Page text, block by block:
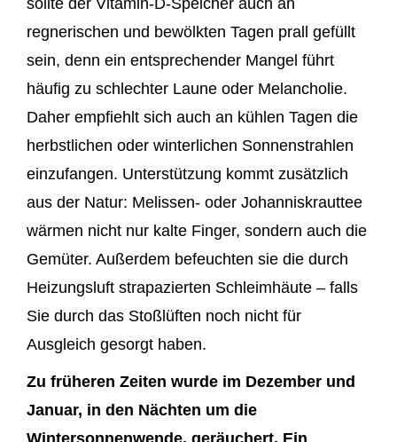
sollte der Vitamin-D-Speicher auch an
regnerischen und bewölkten Tagen prall gefüllt
sein, denn ein entsprechender Mangel führt
häufig zu schlechter Laune oder Melancholie.
Daher empfiehlt sich auch an kühlen Tagen die
herbstlichen oder winterlichen Sonnenstrahlen
einzufangen. Unterstützung kommt zusätzlich
aus der Natur: Melissen- oder Johanniskrauttee
wärmen nicht nur kalte Finger, sondern auch die
Gemüter. Außerdem befeuchten sie die durch
Heizungsluft strapazierten Schleimhäute – falls
Sie durch das Stoßlüften noch nicht für
Ausgleich gesorgt haben.
Zu früheren Zeiten wurde im Dezember und
Januar, in den Nächten um die
Wintersonnenwende, geräuchert. Ein